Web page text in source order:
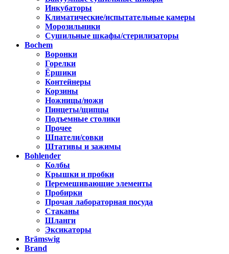
Инкубаторы
Климатические/испытательные камеры
Морозильники
Сушильные шкафы/стерилизаторы
Bochem
Воронки
Горелки
Ёршики
Контейнеры
Корзины
Ножницы/ножи
Пинцеты/щипцы
Подъемные столики
Прочее
Шпатели/совки
Штативы и зажимы
Bohlender
Колбы
Крышки и пробки
Перемешивающие элементы
Пробирки
Прочая лабораторная посуда
Стаканы
Шланги
Эксикаторы
Brämswig
Brand